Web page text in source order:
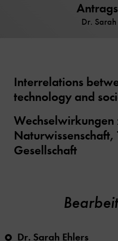
Dr. Sarah
Interrelations
technology and
Wechselwirkungen
Naturwissenschaft,
Gesellschaft
Dr. Sarah Ehlers